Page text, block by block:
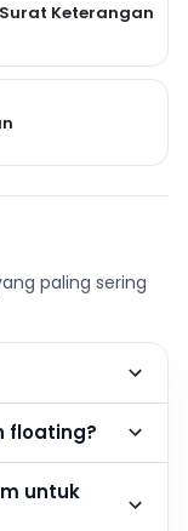
Keterangan
paling sering
floating?
untuk